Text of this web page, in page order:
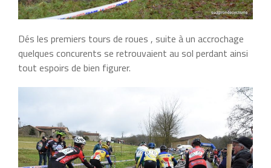
Dés les premiers tours de roues , suite à un accrochage
quelques concurents se retrouvaient au sol perdant ainsi
tout espoirs de bien figurer.